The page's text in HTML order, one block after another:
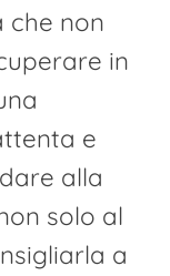
non
in
e
alla
solo al
a